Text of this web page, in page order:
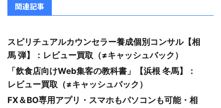
関連記事
スピリチュアルカウンセラー養成個別コンサル【相
馬 弾】：レビュー買取（≠キャッシュバック）
「飲食店向けWeb集客の教科書」【浜根 冬馬】：
レビュー買取（≠キャッシュバック）
FX＆BO専用アプリ・スマホもパソコンも可能・相